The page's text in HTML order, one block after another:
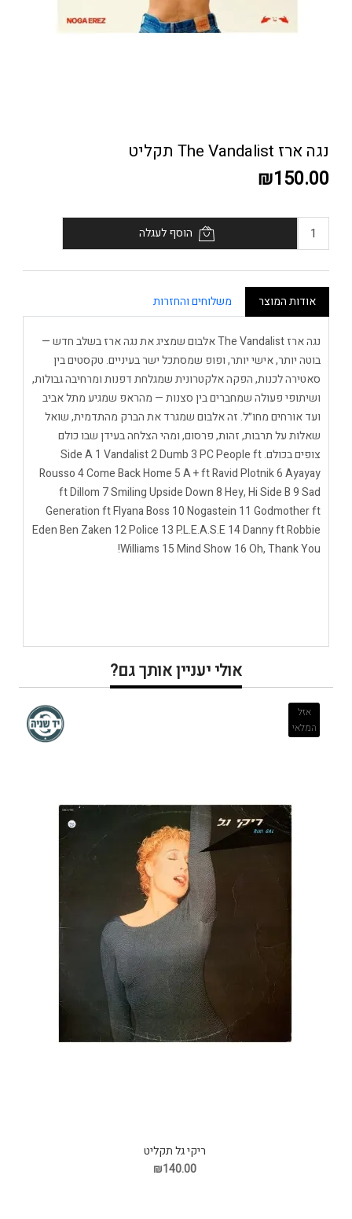
נגה ארז The Vandalist תקליט
₪150.00
הוסף לעגלה
אודות המוצר משלוחים והחזרות
נגה ארז The Vandalist אלבום שמציג את נגה ארז בשלב חדש —
בוטה יותר, אישי יותר, ופופ שמסתכל ישר בעיניים. טקסטים בין
סאטירה לכנות, הפקה אלקטרונית שמגלחת דפנות ומרחיבה גבולות,
ושיתופי פעולה שמחברים בין סצנות — מהראפ שמגיע מתל אביב
ועד אורחים מחו״ל. זה אלבום שמגרד את הברק מהתדמית, שואל
שאלות על תרבות, זהות, פרסום, ומהי הצלחה בעידן שבו כולם
צופים בכולם. Side A 1 Vandalist 2 Dumb 3 PC People ft
Rousso 4 Come Back Home 5 A + ft Ravid Plotnik 6 Ayayay
ft Dillom 7 Smiling Upside Down 8 Hey, Hi Side B 9 Sad
Generation ft Flyana Boss 10 Nogastein 11 Godmother ft
Eden Ben Zaken 12 Police 13 P.L.E.A.S.E 14 Danny ft Robbie
Williams 15 Mind Show 16 Oh, Thank You!
אולי יעניין אותך גם?
אזל
המלאי
ריקי גל תקליט
₪140.00